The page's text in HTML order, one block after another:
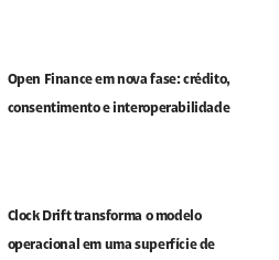
Open Finance em nova fase: crédito,
consentimento e interoperabilidade
Clock Drift transforma o modelo
operacional em uma superfície de